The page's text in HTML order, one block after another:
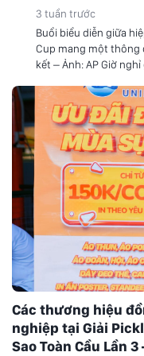
3 tuần trước
Buổi biểu diễn giữa
Cup mang một thông
kết – Ảnh: AP Giờ
setlist tổng hợp dài 11
Các thương hiệu
nghiệp tại Giải
Sao Toàn Cầu Lần